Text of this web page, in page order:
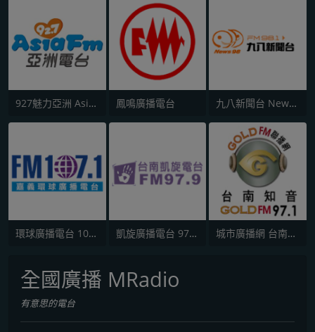
927魅力亞洲 Asia FM 亞洲電台 鳳鳴廣播電台 九八新聞台 News98 FM 98.1
環球廣播電台 107.1 FM 凱旋廣播電台 97.9 FM 城市廣播網 台南知音 97.1 FM
全國廣播 MRadio
有意思的電台